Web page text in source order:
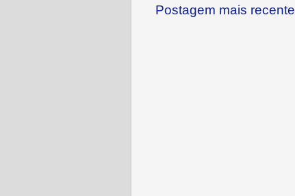
Postagem mais recente